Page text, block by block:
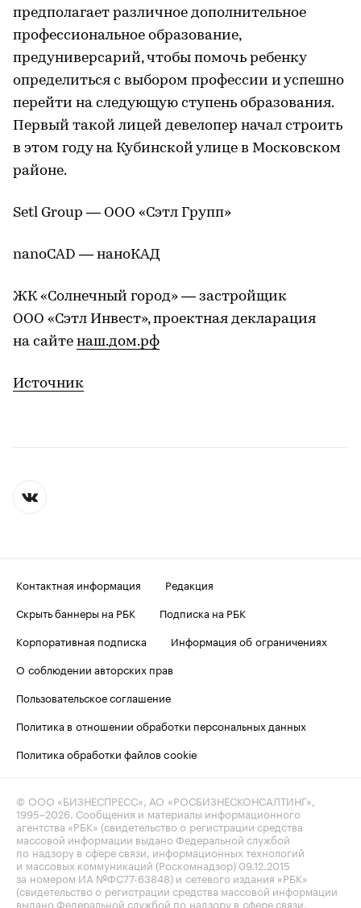
предполагает различное дополнительное
профессиональное образование,
предуниверсарий, чтобы помочь ребенку
определиться с выбором профессии и успешно
перейти на следующую ступень образования.
Первый такой лицей девелопер начал строить
в этом году на Кубинской улице в Московском
районе.
Setl Group — ООО «Сэтл Групп»
nanoCAD — наноКАД
ЖК «Солнечный город» — застройщик
ООО «Сэтл Инвест», проектная декларация
на сайте наш.дом.рф
Источник
Контактная информация
Редакция
Скрыть баннеры на РБК
Подписка на РБК
Корпоративная подписка
Информация об ограничениях
О соблюдении авторских прав
Пользовательское соглашение
Политика в отношении обработки персональных данных
Политика обработки файлов cookie
© ООО «БИЗНЕСПРЕСС», АО «РОСБИЗНЕСКОНСАЛТИНГ»,
1995–2026. Сообщения и материалы информационного
агентства «РБК» (свидетельство о регистрации средства
массовой информации выдано Федеральной службой
по надзору в сфере связи, информационных технологий
и массовых коммуникаций (Роскомнадзор) 09.12.2015
за номером ИА №ФС77-63848) и сетевого издания «РБК»
(свидетельство о регистрации средства массовой информации
выдано Федеральной службой по надзору в сфере связи,